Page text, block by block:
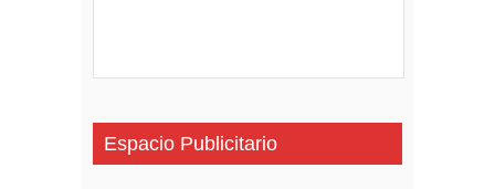
Espacio Publicitario